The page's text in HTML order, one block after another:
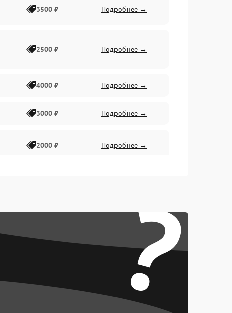
3500 ₽ Подробнее →
2500 ₽ Подробнее →
4000 ₽ Подробнее →
3000 ₽ Подробнее →
2000 ₽ Подробнее →
?